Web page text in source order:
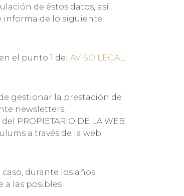
de éstos datos, así
informa de lo siguiente:
el punto 1 del AVISO LEGAL.
gestionar la prestación de
newsletters,
PROPIETARIO DE LA WEB
a través de la web.
durante los años
a las posibles